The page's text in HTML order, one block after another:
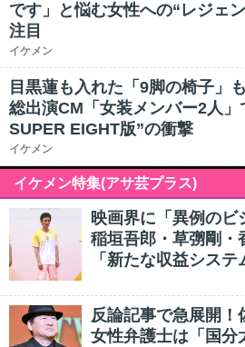
です」と悩む女性への“レジェ
注目
イケメン
目黒蓮も入れた「9脚の椅子」
総出演CM「女装メンバー2人」
SUPER EIGHT版”の衝撃
イケメン
イケメン特集(アサ芸プラス)
映画界に「異例のビ
稲垣吾郎・草彅剛・
「新たな収益システ
反論記事で急展開！
女性弁護士は「国分